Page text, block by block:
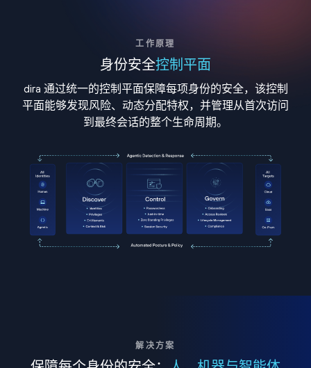
工作原理
身份安全控制平面
dira 通过统一的控制平面保障每项身份的安全，该控制
平面能够发现风险、动态分配特权，并管理从首次访问
到最终会话的整个生命周期。
解决方案